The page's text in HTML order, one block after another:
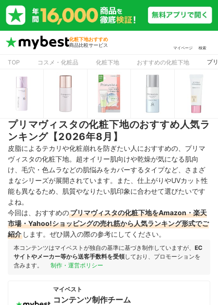
化粧下地おすすめ
商品比較サービス
マイページ 検索
TOP コスメ・化粧品 化粧下地 おすすめの化粧下地 プ
プリマヴィスタの化粧下地のおすすめ人気ラ
ンキング【2026年8月】
皮脂によるテカリや化粧崩れを防ぎたい人におすすめの、プリマ
ヴィスタの化粧下地。超オイリー肌向けや乾燥が気になる肌向
け、毛穴・色ムラなどの肌悩みをカバーするタイプなど、さまざ
まなシリーズが展開されています。また、仕上がりやUVカット性
能も異なるため、肌質やなりたい肌印象に合わせて選びたいです
よね。
今回は、おすすめのプリマヴィスタの化粧下地をAmazon・楽天
市場・Yahoo!ショッピングの売れ筋から人気ランキング形式でご
紹介 します。ぜひ購入の際の参考にしてください。
本コンテンツはマイベストが独自の基準に基づき制作していますが、 EC
サイトやメーカー等から送客手数料を受領しており、プロモーションを
含みます。
制作・運営ポリシー
マイベスト
コンテンツ制作チーム